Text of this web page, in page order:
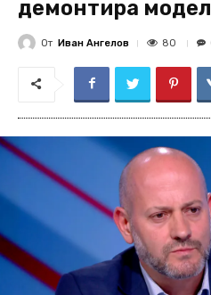
демонтира
От Иван Ангелов 80